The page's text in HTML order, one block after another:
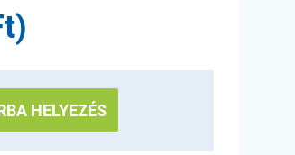
HELYEZÉS